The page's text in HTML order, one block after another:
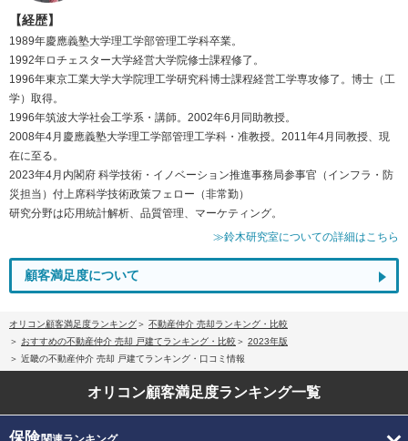
【経歴】
1989年慶應義塾大学理工学部管理工学科卒業。
1992年ロチェスター大学経営大学院修士課程修了。
1996年東京工業大学大学院理工学研究科博士課程経営工学専攻修了。博士（工
学）取得。
1996年筑波大学社会工学系・講師。2002年6月同助教授。
2008年4月慶應義塾大学理工学部管理工学科・准教授。2011年4月同教授、現
在に至る。
2023年4月内閣府 科学技術・イノベーション推進事務局参事官（インフラ・防
災担当）付上席科学技術政策フェロー（非常勤）
研究分野は応用統計解析、品質管理、マーケティング。
≫鈴木研究室についての詳細はこちら
顧客満足度について
オリコン顧客満足度ランキング
不動産仲介 売却ランキング・比較
おすすめの不動産仲介 売却 戸建てランキング・比較
2023年版
近畿の不動産仲介 売却 戸建てランキング・口コミ情報
オリコン顧客満足度ランキング一覧